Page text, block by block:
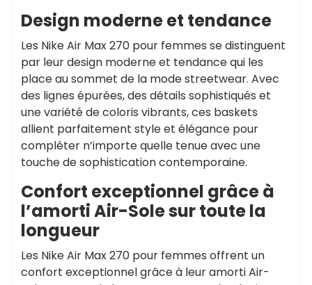
Design moderne et tendance
Les Nike Air Max 270 pour femmes se distinguent
par leur design moderne et tendance qui les
place au sommet de la mode streetwear. Avec
des lignes épurées, des détails sophistiqués et
une variété de coloris vibrants, ces baskets
allient parfaitement style et élégance pour
compléter n’importe quelle tenue avec une
touche de sophistication contemporaine.
Confort exceptionnel grâce à
l’amorti Air-Sole sur toute la
longueur
Les Nike Air Max 270 pour femmes offrent un
confort exceptionnel grâce à leur amorti Air-